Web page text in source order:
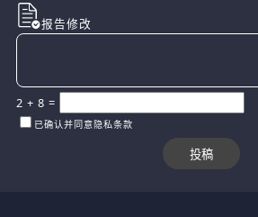
报告修改
2 + 8 =
已确认并同意隐私条款